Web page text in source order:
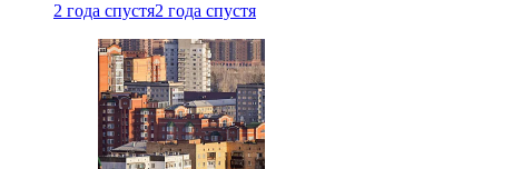
2 года спустя2 года спустя